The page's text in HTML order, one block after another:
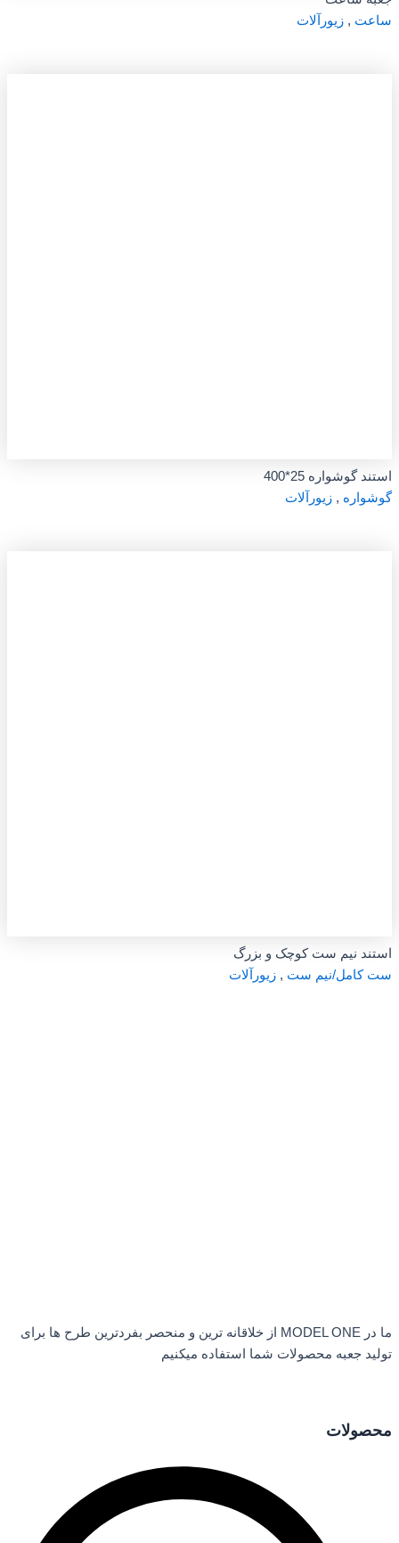
ساعت , زیورآلات
استند گوشواره 25*400
گوشواره , زیورآلات
استند نیم ست کوچک و بزرگ
ست کامل/نیم ست , زیورآلات
ما در MODEL ONE از خلاقانه ترین و منحصر بفردترین طرح ها برای
تولید جعبه محصولات شما استفاده میکنیم
محصولات